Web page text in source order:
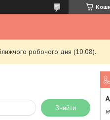
робочого дня (10.08).
Знайти